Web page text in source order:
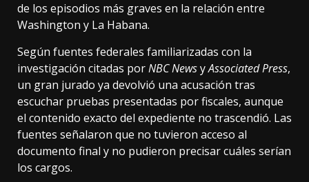
de los episodios más graves en la relación entre
Washington y La Habana.
Según fuentes federales familiarizadas con la
investigación citadas porNBC NewsyAssociated Press,
un gran jurado ya devolvió una acusación tras
escuchar pruebas presentadas por fiscales, aunque
el contenido exacto del expediente no trascendió. Las
fuentes señalaron que no tuvieron acceso al
documento final y no pudieron precisar cuáles serían
los cargos.